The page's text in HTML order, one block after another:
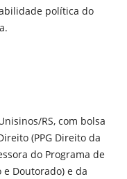
política do
RS, com bolsa
(PPG Direito da
do Programa de
e Doutorado) e da